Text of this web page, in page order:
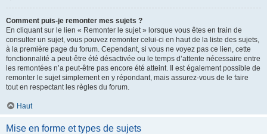
Comment puis-je remonter mes sujets ?
En cliquant sur le lien « Remonter le sujet » lorsque vous êtes en train de
consulter un sujet, vous pouvez remonter celui-ci en haut de la liste des sujets,
à la première page du forum. Cependant, si vous ne voyez pas ce lien, cette
fonctionnalité a peut-être été désactivée ou le temps d’attente nécessaire entre
les remontées n’a peut-être pas encore été atteint. Il est également possible de
remonter le sujet simplement en y répondant, mais assurez-vous de le faire
tout en respectant les règles du forum.
Haut
Mise en forme et types de sujets